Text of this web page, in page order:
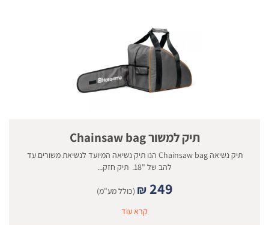
תיק למשור Chainsaw bag
תיק נשיאה Chainsaw bag הנו תיק נשיאה המיועד לנשיאת משורים עד
להב של "18. תיק חזק...
₪ 249
(כולל מע"מ)
קרא עוד